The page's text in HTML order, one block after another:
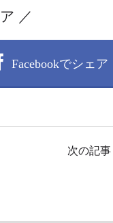
／
Facebookでシェア
次の記事